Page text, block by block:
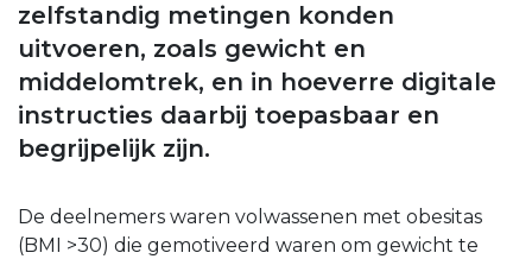
zelfstandig metingen konden
uitvoeren, zoals gewicht en
middelomtrek, en in hoeverre digitale
instructies daarbij toepasbaar en
begrijpelijk zijn.
De deelnemers waren volwassenen met obesitas
(BMI >30) die gemotiveerd waren om gewicht te